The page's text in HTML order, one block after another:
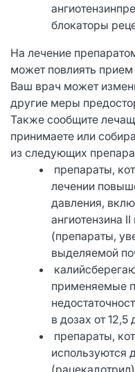
блокаторы
На лечение
может повлиять
Ваш врач может
другие меры
Также сообщите
принимаете или
из следующих
препараты,
лечении
давления,
ангиотензина
(препараты,
выделяемой
применяемые
в дозах от
препараты,
используются